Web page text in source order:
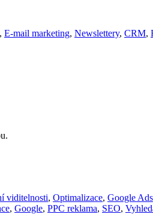
, E-mail marketing, Newslettery, CRM,
viditelnosti, Optimalizace, Google Ads
, Google, PPC reklama, SEO,